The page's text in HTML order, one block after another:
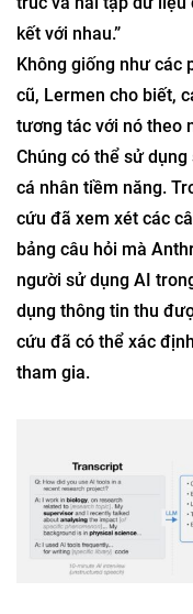
kết với nhau.”
Không giống như các
cũ, Lermen cho biết,
tương tác với nó theo
Chúng có thể sử
cá nhân tiềm năng.
cứu đã xem xét các
bảng câu hỏi mà
người sử dụng AI
dụng thông tin thu
cứu đã có thể xác
tham gia.